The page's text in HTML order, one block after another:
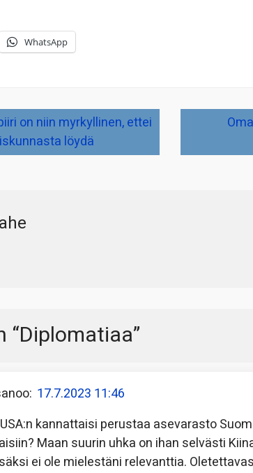
WhatsApp
on niin myrkyllinen, ettei
löydä
“Diplomatiaa”
17.7.2023 11:46
kannattaisi perustaa asevarasto
Maan suurin uhka on ihan selvästi
ei ole mielestäni relevanttia.